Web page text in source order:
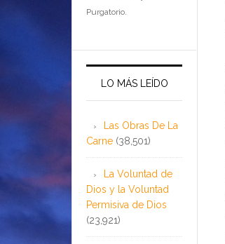
Purgatorio.
LO MÁS LEÍDO
Las Obras De La
Carne (38,501)
La Voluntad de
Dios y la Voluntad
Permisiva de Dios
(23,921)